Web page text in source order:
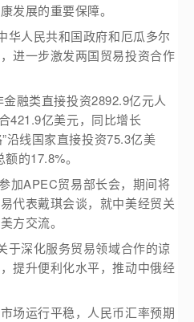
发展的重要保障。
华人民共和国政府和厄瓜多尔
进一步激发两国贸易投资合作
融类直接投资2892.9亿元人
421.9亿美元，同比增长
沿线国家直接投资75.3亿美
的17.8%。
加APEC贸易部长会，期间将
代表戴琪会谈，就中美经贸关
方交流。
于深化服务贸易领域合作的谅
提升便利化水平，推动中俄经
场运行平稳，人民币汇率预期